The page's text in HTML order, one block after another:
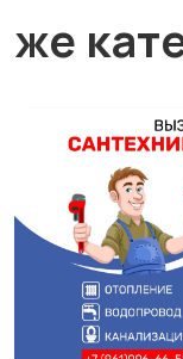
же